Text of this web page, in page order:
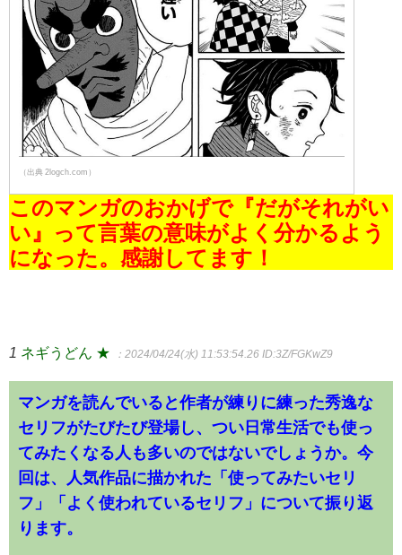
（出典 2logch.com）
このマンガのおかげで『だがそれがい
い』って言葉の意味がよく分かるよう
になった。感謝してます！
1 ネギうどん ★ ：2024/04/24(水) 11:53:54.26 ID:3Z/FGKwZ9
マンガを読んでいると作者が練りに練った秀逸な
セリフがたびたび登場し、つい日常生活でも使っ
てみたくなる人も多いのではないでしょうか。今
回は、人気作品に描かれた「使ってみたいセリ
フ」「よく使われているセリフ」について振り返
ります。